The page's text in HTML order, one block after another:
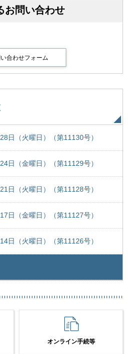
お問い合わせ
日（火曜日）（第11130号）
日（金曜日）（第11129号）
日（火曜日）（第11128号）
日（金曜日）（第11127号）
日（火曜日）（第11126号）
オンライン手続等